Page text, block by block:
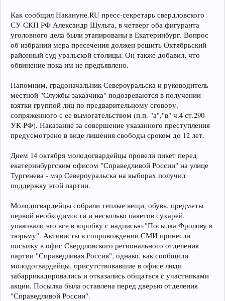
Как сообщил Накануне.RU пресс-секретарь свердловского
СУ СКП РФ Александр Шульга, в четверг оба фигуранта
уголовного дела были этапированы в Екатеринбург. Вопрос
об избрании мера пресечения должен решить Октябрьский
районный суд уральской столицы. Он также добавил, что
обвинение пока им не предъявлено.
Напомним, градоначальник Североуральска и руководитель
местной "Службы заказчика" подозреваются в получении
взятки группой лиц по предварительному сговору,
сопряженного с ее вымогательством (п.п. "а","в" ч.4 ст.290
УК РФ). Наказание за совершение указанного преступления
предусмотрено в виде лишения свободы сроком до 12 лет.
Днем 14 октября молодогвардейцы провели пикет перед
екатеринбургским офисом "Справедливой России" на улице
Тургенева - мэр Североуральска на выборах получил
поддержку этой партии.
Молодогвардейцы собрали теплые вещи, обувь, предметы
первой необходимости и несколько пакетов сухарей,
упаковали это все в коробку с надписью "Посылка Фролову в
тюрьму". Активисты в сопровождении СМИ принесли
посылку в офис Свердловского регионального отделения
партии "Справедливая Россия", однако, как сообщили
молодогвардейцы, присутствовавшие в офисе люди
забаррикадировались и отказались общаться с участниками
акции. Посылка была оставлена перед дверью отделения
"Справедливой России".